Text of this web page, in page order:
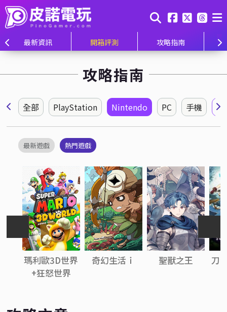
最新資訊 開箱評測 攻略指南
攻略指南
全部 PlayStation Nintendo PC 手機
最新遊戲 熱門遊戲
瑪利歐3D世界
+狂怒世界
奇幻生活ｉ 聖獸之王 刀